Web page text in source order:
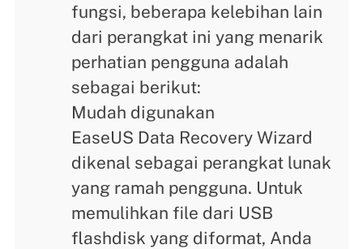
fungsi, beberapa kelebihan lain
dari perangkat ini yang menarik
perhatian pengguna adalah
sebagai berikut:
Mudah digunakan
EaseUS Data Recovery Wizard
dikenal sebagai perangkat lunak
yang ramah pengguna. Untuk
memulihkan file dari USB
flashdisk yang diformat, Anda